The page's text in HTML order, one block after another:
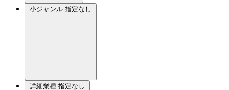
小ジャンル 指定なし
詳細業種 指定なし